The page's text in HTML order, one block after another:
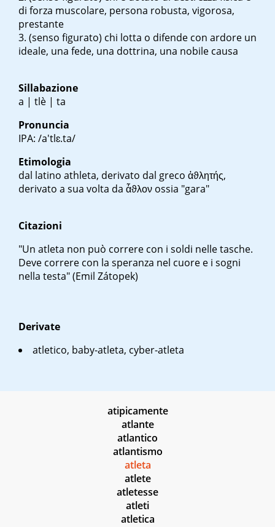
di forza muscolare, persona robusta, vigorosa,
prestante
(senso figurato) chi lotta o difende con ardore un
ideale, una fede, una dottrina, una nobile causa
Sillabazione
a | tlè | ta
Pronuncia
IPA: /a'tlɛ.ta/
Etimologia
dal latino athleta, derivato dal greco ἀϑλητής,
derivato a sua volta da ἆϑλον ossia "gara"
Citazioni
"Un atleta non può correre con i soldi nelle tasche.
Deve correre con la speranza nel cuore e i sogni
nella testa" (Emil Zátopek)
Derivate
atletico, baby-atleta, cyber-atleta
atipicamente
atlante
atlantico
atlantismo
atleta
atlete
atletesse
atleti
atletica